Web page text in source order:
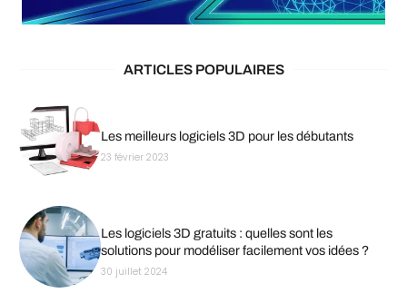
ARTICLES POPULAIRES
Les meilleurs logiciels 3D pour les débutants
23 février 2023
Les logiciels 3D gratuits : quelles sont les
solutions pour modéliser facilement vos idées ?
30 juillet 2024